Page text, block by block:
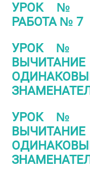
УРОК №
РАБОТА № 7
УРОК №
УРОК №